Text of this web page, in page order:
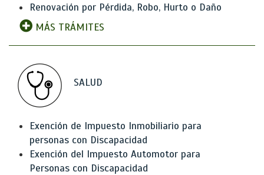
Renovación por Pérdida, Robo, Hurto o Daño
MÁS TRÁMITES
SALUD
Exención de Impuesto Inmobiliario para
personas con Discapacidad
Exención del Impuesto Automotor para
Personas con Discapacidad